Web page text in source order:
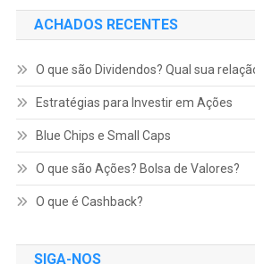
ACHADOS RECENTES
O que são Dividendos? Qual sua
Estratégias para Investir em Ações
Blue Chips e Small Caps
O que são Ações? Bolsa de Valores?
O que é Cashback?
SIGA-NOS